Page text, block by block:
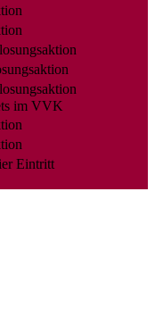
im VVK
Eintritt